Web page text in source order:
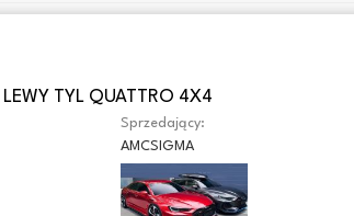
TYL QUATTRO 4X4
Sprzedający:
AMCSIGMA